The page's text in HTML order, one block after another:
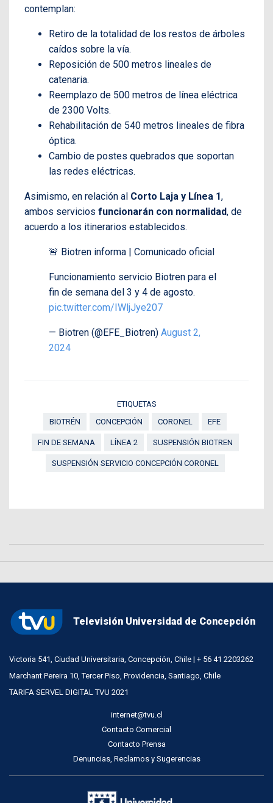
contemplan:
Retiro de la totalidad de los restos de árboles
caídos sobre la vía.
Reposición de 500 metros lineales de
catenaria.
Reemplazo de 500 metros de línea eléctrica
de 2300 Volts.
Rehabilitación de 540 metros lineales de fibra
óptica.
Cambio de postes quebrados que soportan
las redes eléctricas.
Asimismo, en relación al Corto Laja y Línea 1,
ambos servicios funcionarán con normalidad, de
acuerdo a los itinerarios establecidos.
🚨 Biotren informa | Comunicado oficial
Funcionamiento servicio Biotren para el
fin de semana del 3 y 4 de agosto.
pic.twitter.com/IWljJye207
— Biotren (@EFE_Biotren) August 2,
2024
ETIQUETAS
BIOTRÉN
CONCEPCIÓN CORONEL EFE
FIN DE SEMANA LÍNEA 2 SUSPENSIÓN BIOTREN
SUSPENSIÓN SERVICIO CONCEPCIÓN CORONEL
Televisión Universidad de Concepción
Victoria 541, Ciudad Universitaria, Concepción, Chile | + 56 41 2203262
Marchant Pereira 10, Tercer Piso, Providencia, Santiago, Chile
TARIFA SERVEL DIGITAL TVU 2021
internet@tvu.cl
Contacto Comercial
Contacto Prensa
Denuncias, Reclamos y Sugerencias